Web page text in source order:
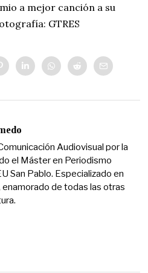
a mejor canción a su
GTRES
Audiovisual por la
el Máster en Periodismo
San Pablo. Especializado en
enamorado de todas las otras